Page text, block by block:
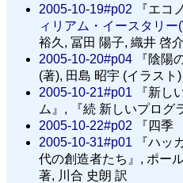
2005-10-19#p02 『エコ
ィリアム・イースタリ
裕久, 冨田 陽子, 織井 啓
2005-10-20#p04 『陰陽
(著), 田島 昭宇 (イラスト)
2005-10-21#p01 『新し
ム』, 『続 新しいプログ
2005-10-22#p02 『四季
2005-10-31#p01 『ハッ
代の創造者たち』, ポー
著, 川合 史朗 訳